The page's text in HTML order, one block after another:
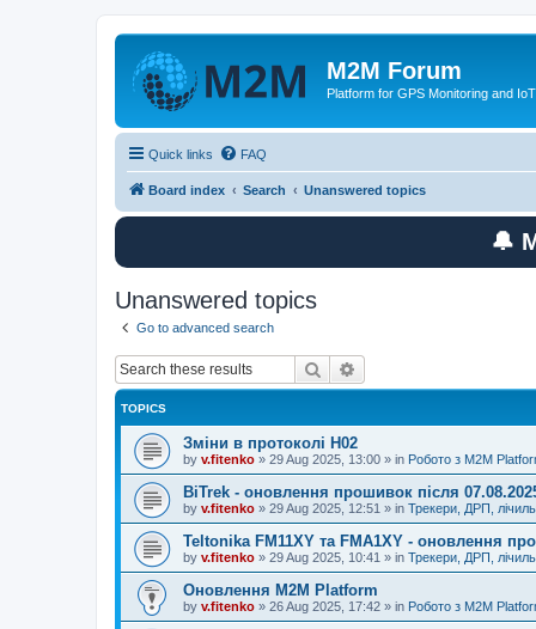
M2M Forum
Platform for GPS Monitoring and IoT
Quick links FAQ
Board index Search Unanswered topics
🔔
Unanswered topics
Go to advanced search
Search
TOPICS
Зміни в протоколі H02
by v.fitenko » 29 Aug 2025, 13:00 » in Робото з M2M
BiTrek - оновлення прошивок після
by v.fitenko » 29 Aug 2025, 12:51 » in Трекери, ДРП,
Teltonika FM11XY та FMA1XY - оновлення
by v.fitenko » 29 Aug 2025, 10:41 » in Трекери, ДРП,
Оновлення M2M Platform
by v.fitenko » 26 Aug 2025, 17:42 » in Робото з M2M